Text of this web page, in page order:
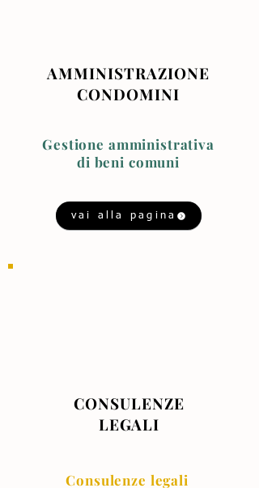
AMMINISTRAZIONE
CONDOMINI
Gestione amministrativa
di beni comuni
vai alla pagina
CONSULENZE
LEGALI
Consulenze legali